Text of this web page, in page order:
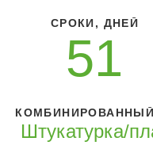
СРОКИ, ДНЕЙ
51
Штукатурка/